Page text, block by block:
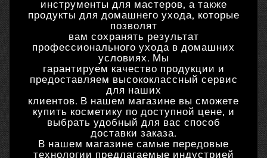
инструменты для мастеров, а также
продукты для домашнего ухода, которые
позволят
вам сохранять результат
профессионального ухода в домашних
условиях. Мы
гарантируем качество продукции и
предоставляем высококлассный сервис
для наших
клиентов. В нашем магазине вы сможете
купить косметику по доступной цене, и
выбрать удобный для вас способ
доставки заказа.
В нашем магазине самые передовые
технологии предлагаемые индустрией